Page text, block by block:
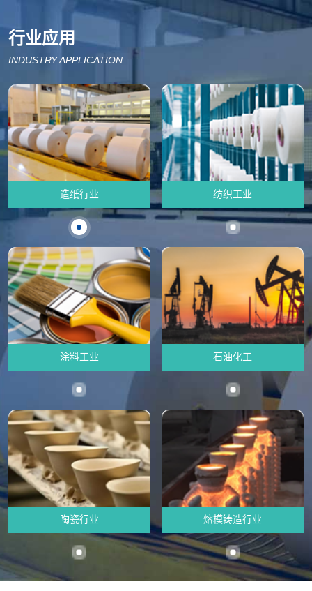
行业应用
INDUSTRY APPLICATION
造纸行业 纺织工业
涂料工业 石油化工
陶瓷行业 熔模铸造行业